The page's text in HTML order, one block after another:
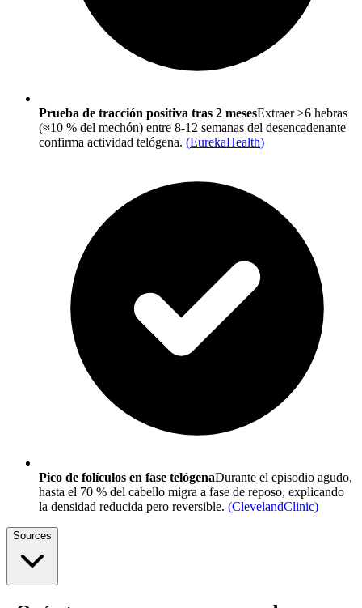
Prueba de tracción positiva tras 2 mesesExtraer ≥6 hebras
(≈10 % del mechón) entre 8-12 semanas del desencadenante
confirma actividad telógena. (EurekaHealth)
Pico de folículos en fase telógenaDurante el episodio agudo,
hasta el 70 % del cabello migra a fase de reposo, explicando
la densidad reducida pero reversible. (ClevelandClinic)
Sources